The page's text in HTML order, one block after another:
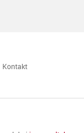
Kontakt